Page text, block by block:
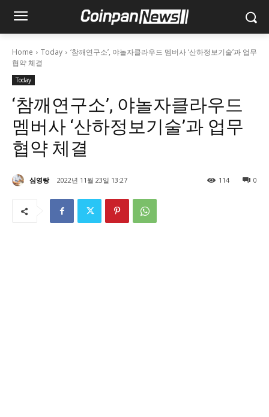
Home Today
‘참깨연구소’, 야놀자클라우드 멤버사 ‘산하정보기술’과 업무
협약 체결
Today
‘참깨연구소’, 야놀자클라우드
멤버사 ‘산하정보기술’과 업무
협약 체결
심영랑 2022년 11월 23일 13:27 0
114